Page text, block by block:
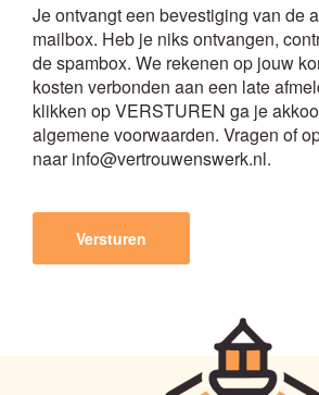
Je ontvangt een bevestiging van de
mailbox. Heb je niks ontvangen,
de spambox. We rekenen op jouw
kosten verbonden aan een late
klikken op VERSTUREN ga je
algemene voorwaarden. Vragen of
naar info@vertrouwenswerk.nl.